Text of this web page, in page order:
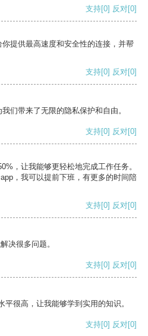
支持[0] 反对[0]
提供最高速度和安全性的连接，并帮
支持[0] 反对[0]
们带来了无限的隐私保护和自由。
支持[0] 反对[0]
，让我能够更轻松地完成工作任务。
，我可以提前下班，有更多的时间陪
支持[0] 反对[0]
决很多问题。
支持[0] 反对[0]
很高，让我能够学到实用的知识。
支持[0] 反对[0]